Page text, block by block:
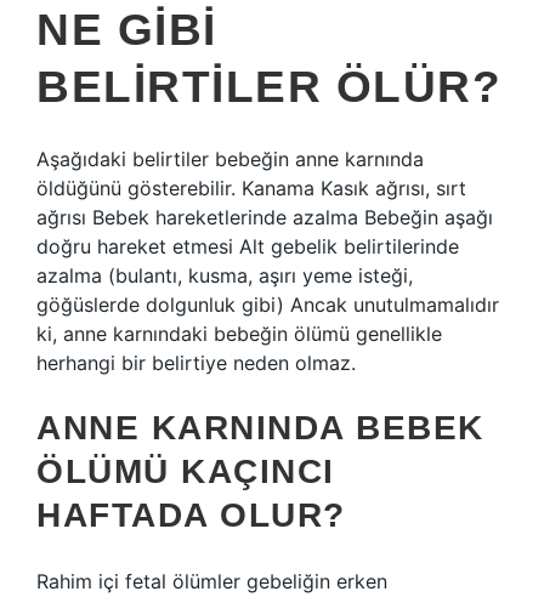
NE GIBI
BELIRTILER ÖLÜR?
Aşağıdaki belirtiler bebeğin anne karnında
öldüğünü gösterebilir. Kanama Kasık ağrısı, sırt
ağrısı Bebek hareketlerinde azalma Bebeğin aşağı
doğru hareket etmesi Alt gebelik belirtilerinde
azalma (bulantı, kusma, aşırı yeme isteği,
göğüslerde dolgunluk gibi) Ancak unutulmamalıdır
ki, anne karnındaki bebeğin ölümü genellikle
herhangi bir belirtiye neden olmaz.
ANNE KARNINDA BEBEK
ÖLÜMÜ KAÇINCI
HAFTADA OLUR?
Rahim içi fetal ölümler gebeliğin erken